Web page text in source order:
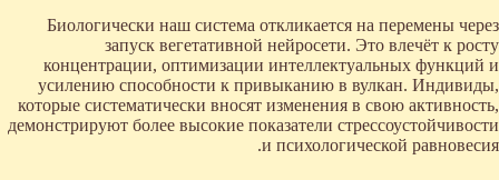
Биологически наш система откликается на перемены через
запуск вегетативной нейросети. Это влечёт к росту
концентрации, оптимизации интеллектуальных функций и
усилению способности к привыканию в вулкан. Индивиды,
которые систематически вносят изменения в свою активность,
демонстрируют более высокие показатели стрессоустойчивости
и психологической равновесия.